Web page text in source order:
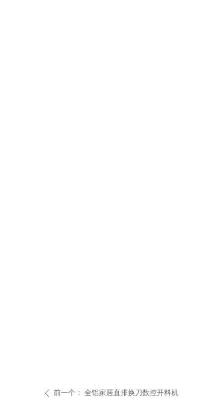
ꄴ 前一个： 全铝家居直排换刀数控开料机